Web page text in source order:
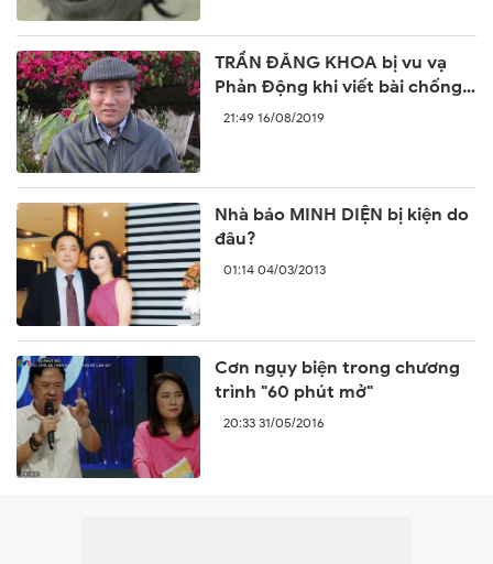
TRẦN ĐĂNG KHOA bị vu vạ
Phản Động khi viết bài chống
lại sự ngang ngược của Trung
21:49 16/08/2019
Nhà báo MINH DIỆN bị kiện do
đâu?
01:14 04/03/2013
Cơn ngụy biện trong chương
trình "60 phút mở"
20:33 31/05/2016